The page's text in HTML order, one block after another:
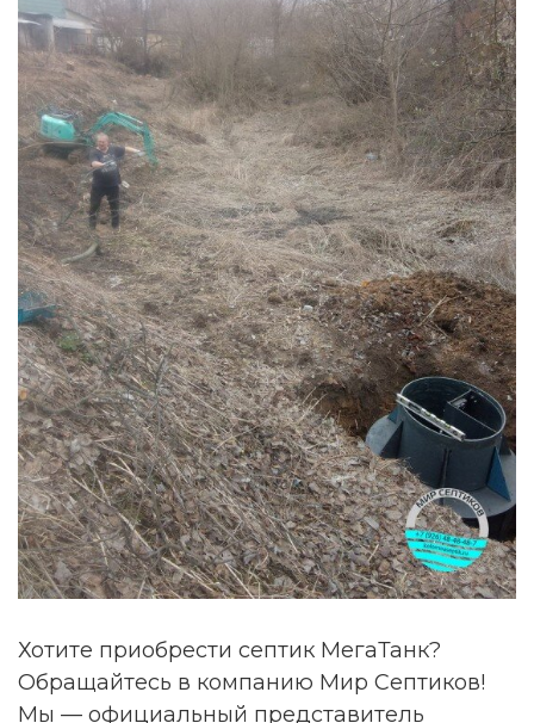
Хотите приобрести септик МегаТанк?
Обращайтесь в компанию Мир Септиков!
Мы — официальный представитель